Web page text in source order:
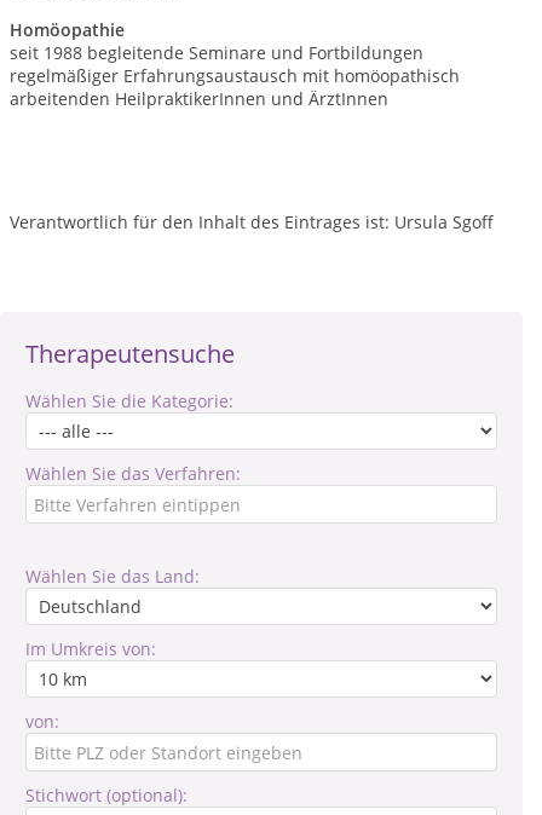
Therapeutensuche
Wählen Sie die Kategorie:
Wählen Sie das Verfahren:
Wählen Sie das Land:
Im Umkreis von:
von:
Stichwort (optional):
Homöopathie
seit 1988 begleitende Seminare und Fortbildungen
regelmäßiger Erfahrungsaustausch mit homöopathisch
arbeitenden HeilpraktikerInnen und ÄrztInnen
Verantwortlich für den Inhalt des Eintrages ist: Ursula Sgoff